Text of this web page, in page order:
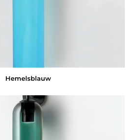
Hemelsblauw